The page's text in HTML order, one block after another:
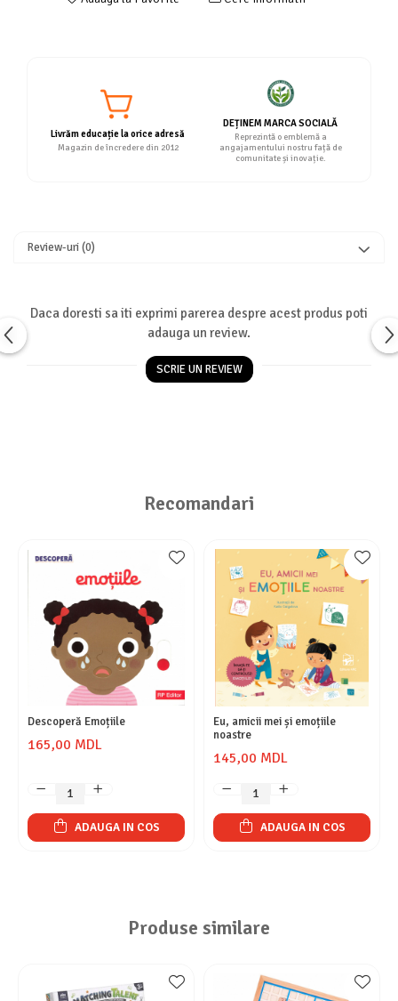
Livrăm educație la orice adresă
Magazin de încredere din 2012
DEȚINEM MARCA SOCIALĂ
Reprezintă o emblemă a
angajamentului nostru față de
comunitate și inovație.
Review-uri(0)
Daca doresti sa iti exprimi parerea despre acest produs poti
adauga un review.
SCRIE UN REVIEW
Recomandari
Descoperă Emoțiile
165,00 MDL
ADAUGA IN COS
Eu, amicii mei și emoțiile
noastre
145,00 MDL
ADAUGA IN COS
Produse similare